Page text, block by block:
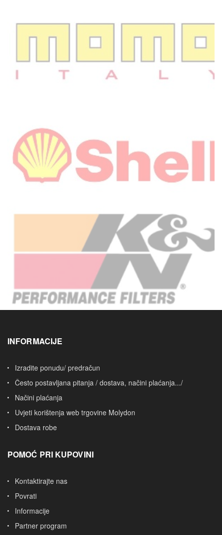
INFORMACIJE
Izradite ponudu/ predračun
Često postavljana pitanja / dostava, načini plaćanja.../
Načini plaćanja
Uvjeti korištenja web trgovine Molydon
Dostava robe
POMOĆ PRI KUPOVINI
Kontaktirajte nas
Povrati
Informacije
Partner program